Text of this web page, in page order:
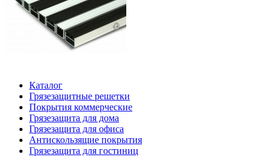
Каталог
Грязезащитные решетки
Покрытия коммерческие
Грязезащита для дома
Грязезащита для офиса
Антискользящие покрытия
Грязезащита для гостиниц